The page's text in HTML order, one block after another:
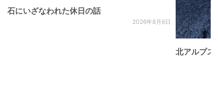
石にいざなわれた休日の話
2026年8月6日
北アルプ